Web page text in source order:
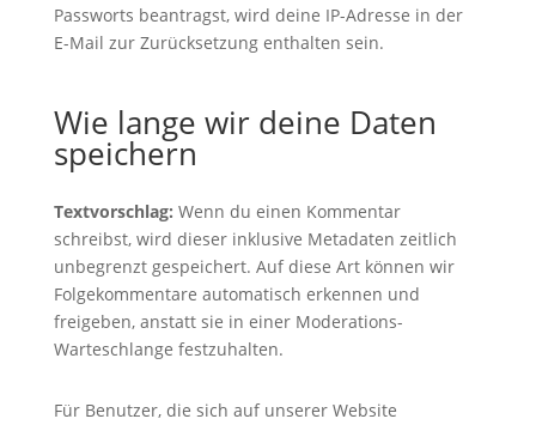
Passworts beantragst, wird deine IP-Adresse in der
E-Mail zur Zurücksetzung enthalten sein.
Wie lange wir deine Daten
speichern
Textvorschlag: Wenn du einen Kommentar
schreibst, wird dieser inklusive Metadaten zeitlich
unbegrenzt gespeichert. Auf diese Art können wir
Folgekommentare automatisch erkennen und
freigeben, anstatt sie in einer Moderations-
Warteschlange festzuhalten.
Für Benutzer, die sich auf unserer Website